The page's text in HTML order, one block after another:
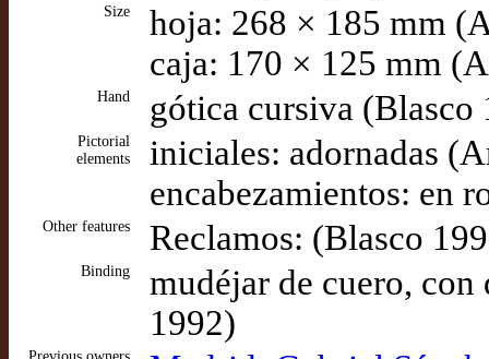
Size
hoja: 268 × 185 mm
caja: 170 × 125 mm
Hand gótica cursiva (Blasco
Pictorial
elements
iniciales: adornadas
encabezamientos: en
Other features Reclamos: (Blasco
Binding
mudéjar de cuero,
1992)